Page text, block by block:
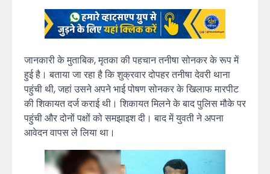
जानकारी के मुताबिक, मृतका की पहचान तनीषा सोनकर के रूप में
हुई है। बताया जा रहा है कि शुक्रवार दोपहर तनीषा देवरी थाना
पहुंची थी, जहां उसने अपने भाई पोषण सोनकर के खिलाफ मारपीट
की शिकायत दर्ज कराई थी। शिकायत मिलने के बाद पुलिस मौके पर
पहुंची और दोनों पक्षों को समझाइश दी। बाद में युवती ने अपना
आवेदन वापस ले लिया था।